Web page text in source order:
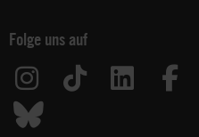
Folge uns auf